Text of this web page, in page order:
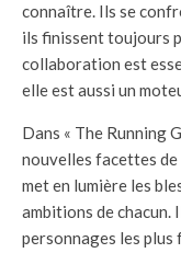
connaître. Ils se
ils finissent toujours
collaboration est
elle est aussi un
Dans « The Running
nouvelles facettes de
met en lumière les
ambitions de chacun.
personnages les